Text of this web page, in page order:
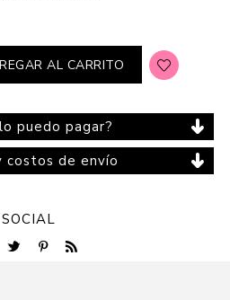
AL CARRITO
puedo pagar?
costos de envío
SOCIAL